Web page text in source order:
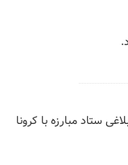
ستاد مبارزه با کرونا